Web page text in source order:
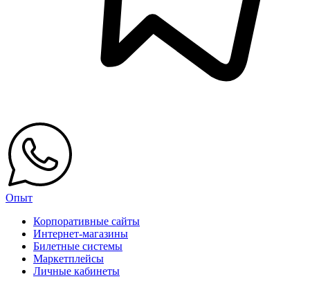
Опыт
Корпоративные сайты
Интернет-магазины
Билетные системы
Маркетплейсы
Личные кабинеты